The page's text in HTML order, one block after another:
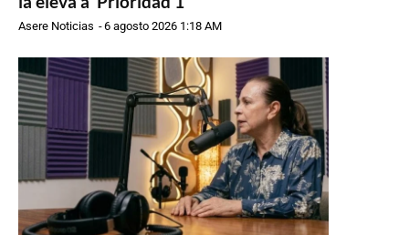
Asere Noticias -6 agosto 2026 1:18 AM